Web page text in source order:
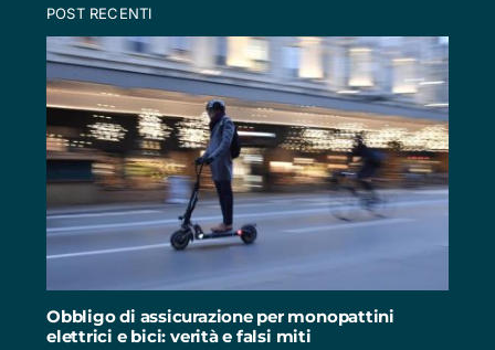
POST RECENTI
Obbligo di assicurazione per monopattini
elettrici e bici: verità e falsi miti